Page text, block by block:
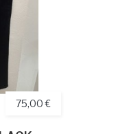
75,00 €